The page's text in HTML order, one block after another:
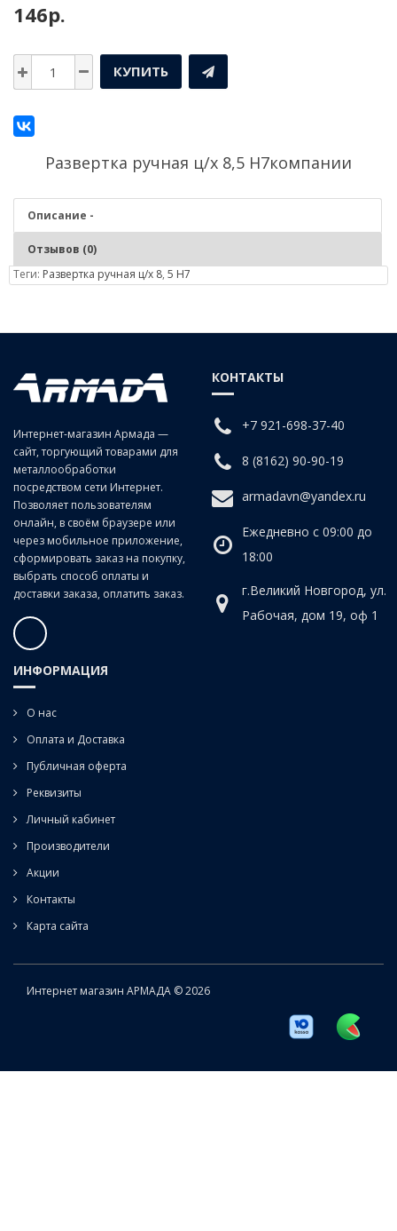
146р.
КУПИТЬ
Развертка ручная ц/х 8,5 Н7компании
Описание -
Отзывов (0)
согласно заданного квалитета.
Теги: Развертка ручная ц/х 8, 5 Н7
Интернет-магазин Армада —
сайт, торгующий товарами для
металлообработки
посредством сети Интернет.
Позволяет пользователям
онлайн, в своём браузере или
через мобильное приложение,
сформировать заказ на покупку,
выбрать способ оплаты и
доставки заказа, оплатить заказ.
КОНТАКТЫ
+7 921-698-37-40
8 (8162) 90-90-19
armadavn@yandex.ru
Ежедневно с 09:00 до
18:00
г.Великий Новгород, ул.
Рабочая, дом 19, оф 1
ИНФОРМАЦИЯ
О нас
Оплата и Доставка
Публичная оферта
Реквизиты
Личный кабинет
Производители
Акции
Контакты
Карта сайта
Интернет магазин АРМАДА © 2026